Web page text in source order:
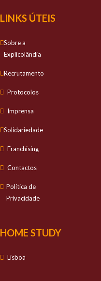
LINKS ÚTEIS
Sobre a
Explicolândia
Recrutamento
Protocolos
Imprensa
Solidariedade
Franchising
Contactos
Política de
Privacidade
HOME STUDY
Lisboa